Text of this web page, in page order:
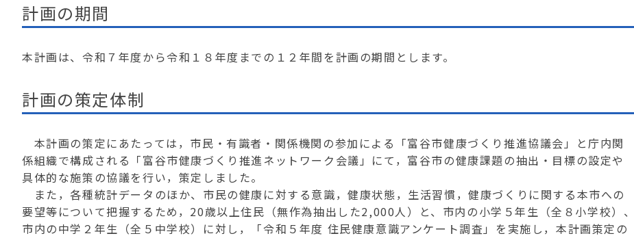
計画の期間
本計画は、令和７年度から令和１８年度までの１２年間を計画の期間とします。
計画の策定体制
本計画の策定にあたっては，市民・有識者・関係機関の参加による「富谷市健康づくり推進協議会」と庁内関
係組織で構成される「富谷市健康づくり推進ネットワーク会議」にて，富谷市の健康課題の抽出・目標の設定や
具体的な施策の協議を行い，策定しました。
また，各種統計データのほか、市民の健康に対する意識，健康状態，生活習慣，健康づくりに関する本市への
要望等について把握するため，20歳以上住民（無作為抽出した2,000人）と、市内の小学５年生（全８小学校）、
市内の中学２年生（全５中学校）に対し，「令和５年度 住民健康意識アンケート調査」を実施し，本計画策定の